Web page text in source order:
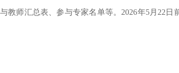
师汇总表、参与专家名单等。2026年5月22日